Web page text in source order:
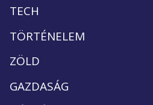
TECH
TÖRTÉNELEM
ZÖLD
GAZDASÁG